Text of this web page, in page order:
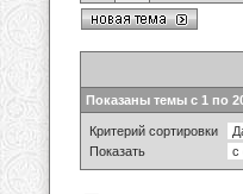
Показаны темы с 1 по
Критерий сортировки
Показать